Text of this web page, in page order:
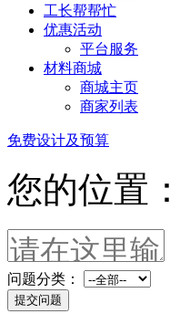
工长帮帮忙
优惠活动
平台服务
材料商城
商城主页
商家列表
免费设计及预算
您的位置：
问题分类：